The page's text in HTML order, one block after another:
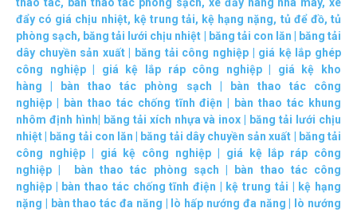
thao tác, bàn thao tác phòng sạch, xe đẩy hàng nhà máy,xe
đẩy có giá chịu nhiệt, kệ trung tải, kệ hạng nặng, tủ để đồ,tủ
phòng sạch, băng tải lưới chịu nhiệt băng tải con lăn
băng tải
dây chuyền sản xuất| băng tải công nghiệp| giá kệ lắp ghép
công nghiệp| giá kệ lắp ráp công nghiệp| giá kệ kho
hàng
bàn thao tác phòng sạch
bàn thao tác công
nghiệp
bàn thao tác chống tĩnh điện
bàn thao tác khung
nhôm định hình
băng tải xích nhựa và inox
băng tải lưới chịu
nhiệt
băng tải con lăn băng tải dây chuyền sản xuất
băng tải
công nghiệp| giá kệ công nghiệp
giá kệ lắp ráp công
nghiệp
bàn thao tác phòng sạch
bàn thao tác công
nghiệp
bàn thao tác chống tĩnh điện kệ trung tải
kệ hạng
nặng
bàn thao tác đa năng lò hấp nướng đa năng
lò nướng